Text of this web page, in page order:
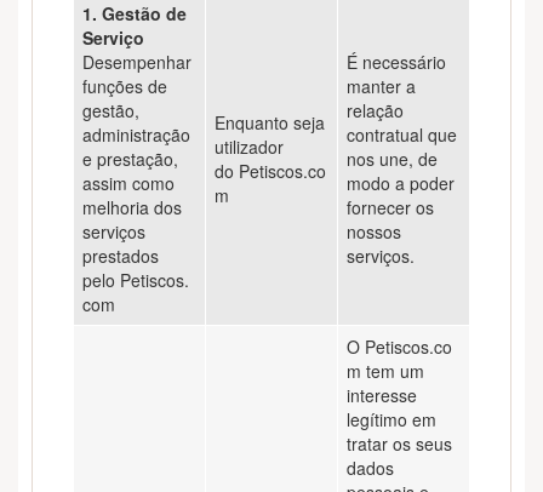
1. Gestão de
Serviço
Desempenhar
funções de
gestão,
administração
e prestação,
assim como
melhoria dos
serviços
prestados
pelo Petiscos.
com
Enquanto seja
utilizador
do Petiscos.co
m
É necessário
manter a
relação
contratual que
nos une, de
modo a poder
fornecer os
nossos
serviços.
O Petiscos.co
m tem um
interesse
legítimo em
tratar os seus
dados